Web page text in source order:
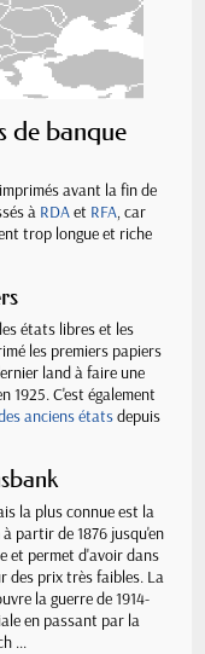
de banque
avant la fin de
à RDAet RFA, car
trop longue et riche
états libres et les
les premiers papiers
land à faire une
1925. C'est également
anciens étatsdepuis
la plus connue est la
partir de 1876 jusqu'en
et permet d'avoir dans
des prix très faibles. La
la guerre de 1914-
en passant par la
...